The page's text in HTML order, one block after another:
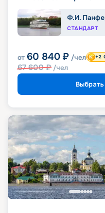
Ф.И.
СТАНДАРТ
от 60 840 ₽ /чел
67 600₽ /чел
+2